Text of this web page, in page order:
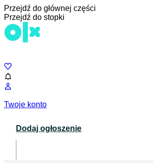
Przejdź do głównej części
Przejdź do stopki
Twoje konto
Dodaj ogłoszenie